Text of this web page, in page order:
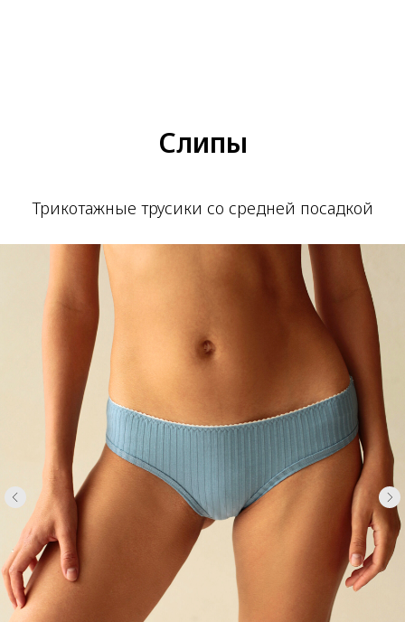
Слипы
Трикотажные трусики со средней посадкой